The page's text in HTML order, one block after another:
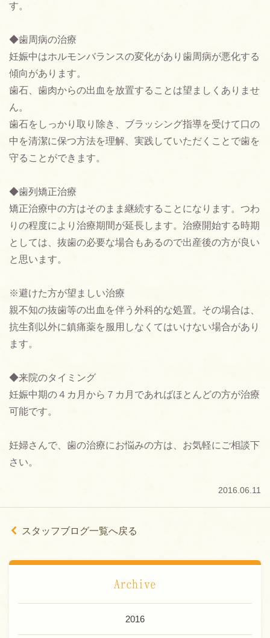
す。
◆歯周病の治療
妊娠中はホルモンバランスの変化があり歯周病が悪化する
傾向があります。
歯石、歯肉からの出血を放置することは望ましくありませ
ん。
歯石をしっかり取り除き、ブラッシング指導を受けて口の
中を清潔に保つ方法を理解、実践していただくことで歯を
守ることができます。
◆歯列矯正治療
矯正治療中の方はそのまま継続することになります。つわ
りの程度により治療期間が延長します。治療開始する時期
としては、抜歯の必要な場合もあるので出産後の方が良い
と思います。
※避けた方が望ましい治療
親不知の抜歯等の出血を伴う外科的な処置。その場合は、
抗生剤以外に鎮痛薬を服用しなくてはいけない場合があり
ます。
◆来院のタイミング
妊娠中期の４カ月から７カ月であればほとんどの方が治療
可能です。
妊婦さんで、歯の治療にお悩みの方は、お気軽にご相談下
さい。
2016.06.11
ù スタッフブログ一覧へ戻る
Archive
2016